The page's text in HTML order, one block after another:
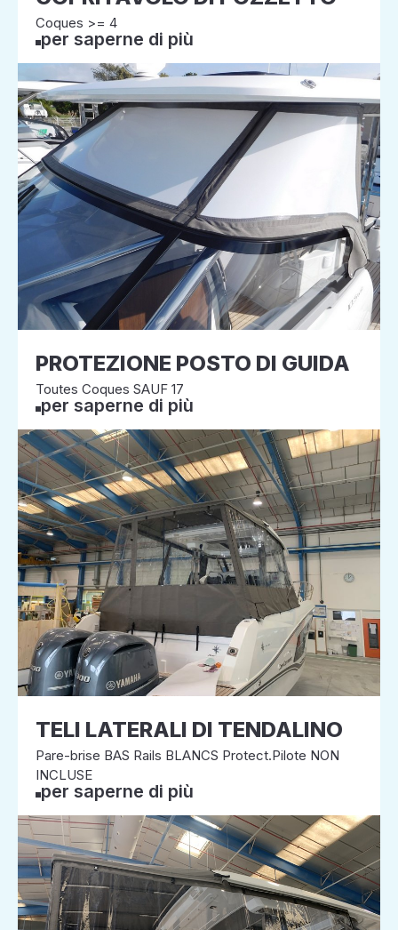
Coques >= 4
per saperne di più
PROTEZIONE POSTO DI GUIDA
Toutes Coques SAUF 17
per saperne di più
TELI LATERALI DI TENDALINO
Pare-brise BAS Rails BLANCS Protect.Pilote NON
INCLUSE
per saperne di più